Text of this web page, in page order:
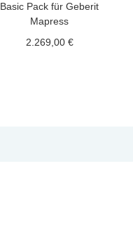
Basic Pack für Geberit
Mapress
2.269,00 €